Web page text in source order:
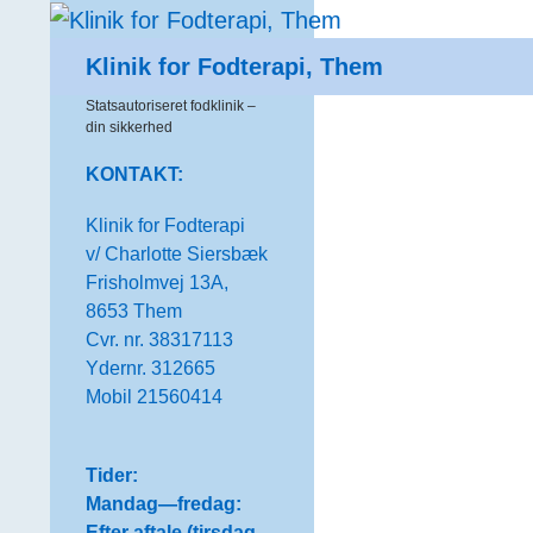
Klinik for Fodterapi, Them
Søg
Statsautoriseret fodklinik –
din sikkerhed
KONTAKT:
Klinik for Fodterapi
v/ Charlotte Siersbæk
Frisholmvej 13A,
8653 Them
Cvr. nr. 38317113
Ydernr. 312665
Mobil 21560414
Tider:
Mandag—fredag: